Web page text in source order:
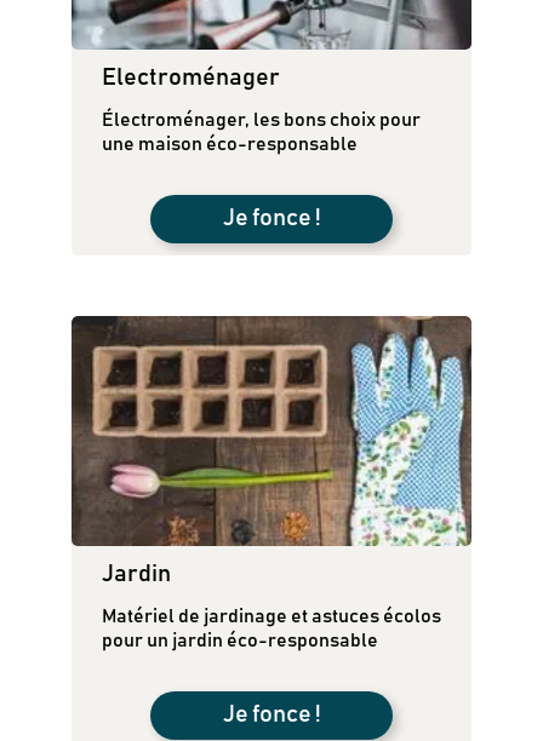
Electroménager
Électroménager, les bons choix pour
une maison éco-responsable
Je fonce !
Jardin
Matériel de jardinage et astuces écolos
pour un jardin éco-responsable
Je fonce !